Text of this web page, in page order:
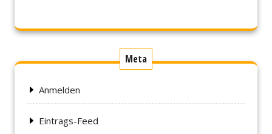
Meta
Anmelden
Eintrags-Feed